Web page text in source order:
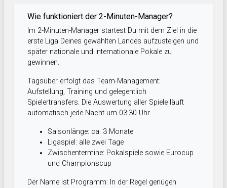
Wie funktioniert der 2-Minuten-Manager?
Im 2-Minuten-Manager startest Du mit dem Ziel in die
erste Liga Deines gewählten Landes aufzusteigen und
später nationale und internationale Pokale zu
gewinnen.
Tagsüber erfolgt das Team-Management:
Aufstellung, Training und gelegentlich
Spielertransfers. Die Auswertung aller Spiele läuft
automatisch jede Nacht um 03:30 Uhr.
Saisonlänge: ca. 3 Monate
Ligaspiel: alle zwei Tage
Zwischentermine: Pokalspiele sowie Eurocup
und Championscup
Der Name ist Programm: In der Regel genügen